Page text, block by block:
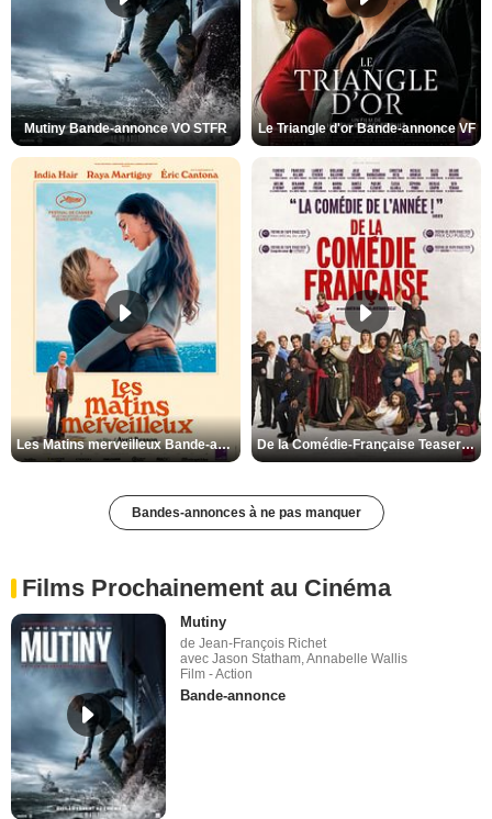
Mutiny Bande-annonce VO STFR Le Triangle d'or Bande-annonce VF
Les Matins merveilleux Bande-annonce VF De la Comédie-Française Teaser VF
Bandes-annonces à ne pas manquer
Films Prochainement au Cinéma
Mutiny
de Jean-François Richet
avec Jason Statham, Annabelle Wallis
Film - Action
Bande-annonce